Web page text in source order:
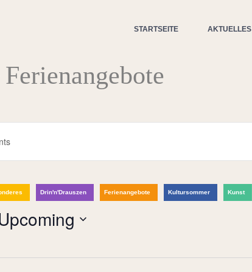
STARTSEITE AKTUELLES
Ferienangebote
Drin'n'Drauszen Ferienangebote Kultursommer Kunst